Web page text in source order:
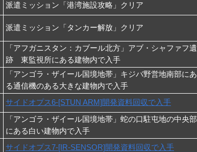
派遣ミッション「港湾施設攻略」クリア
派遣ミッション「タンカー解放」クリア
「アフガニスタン：カブール北方」アブ・シャファフ遺
跡 東監視所にある建物内で入手
「アンゴラ・ザイール国境地帯」キジバ野営地南部にあ
る通信機のある大きな建物内で入手
サイドオプス6-[STUN ARM]開発資料回収で入手
「アンゴラ・ザイール国境地帯」蛇の口駐屯地の中央部
にある白い建物内で入手
サイドオプス7-[IR-SENSOR]開発資料回収で入手